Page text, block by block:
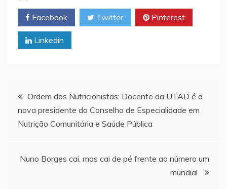
Facebook Twitter Pinterest
Linkedin
Navegação
de
Ordem dos Nutricionistas: Docente da UTAD é a
nova presidente do Conselho de Especialidade em
Nutrição Comunitária e Saúde Pública
Nuno Borges cai, mas cai de pé frente ao número um
mundial